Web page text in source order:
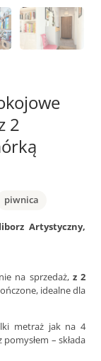
2
piwnica
Artystyczny,
na sprzedaż, z 2
idealne dla
metraż jak na 4
– składa